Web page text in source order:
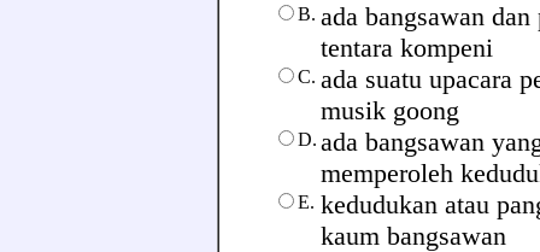
B. ada bangsawan
tentara kompeni
C. ada suatu upacara
musik goong
D. ada bangsawan
memperoleh
E. kedudukan atau
kaum bangsawan